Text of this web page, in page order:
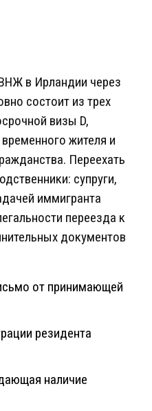
в Ирландии через
состоит из трех
визы D,
жителя и
Переехать
супруги,
иммигранта
переезда к
документов
от принимающей
резидента
наличие